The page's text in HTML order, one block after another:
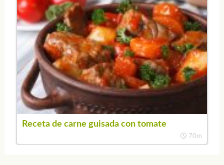
Receta de carne guisada con tomate
70m